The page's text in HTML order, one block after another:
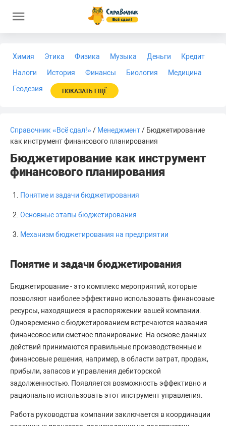
Химия Этика Физика Музыка Деньги
Кредит
Налоги
История Финансы Биология
Медицина
Геодезия
ПОКАЗАТЬ ЕЩЁ
Справочник «Всё сдал!»/ Менеджмент/ Бюджетирование
как инструмент финансового планирования
Бюджетирование как инструмент
финансового планирования
Понятие и задачи бюджетирования
Основные этапы бюджетирования
Механизм бюджетирования на предприятии
Понятие и задачи бюджетирования
Бюджетирование - это комплекс мероприятий, которые
позволяют наиболее эффективно использовать финансовые
ресурсы, находящиеся в распоряжении вашей компании.
Одновременно с бюджетированием встречаются названия
финансовое или сметное планирование. На основе данных
действий принимаются правильные производственные и
финансовые решения, например, в области затрат, продаж,
прибыли, запасов и управления дебиторской
задолженностью. Появляется возможность эффективно и
рационально использовать этот инструмент управления.
Работа руководства компании заключается в координации